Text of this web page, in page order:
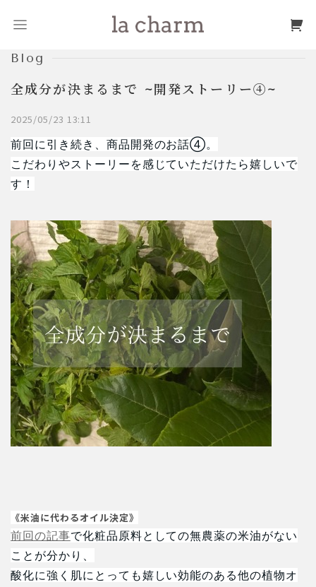
Blog
全成分が決まるまで ~開発ストーリー④~
2025/05/23 13:11
前回に引き続き、商品開発のお話④。
こだわりやストーリーを感じていただけたら嬉しいで
す！
《米油に代わるオイル決定》
前回の記事で化粧品原料としての無農薬の米油がない
ことが分かり、
酸化に強く肌にとっても嬉しい効能のある他の植物オ